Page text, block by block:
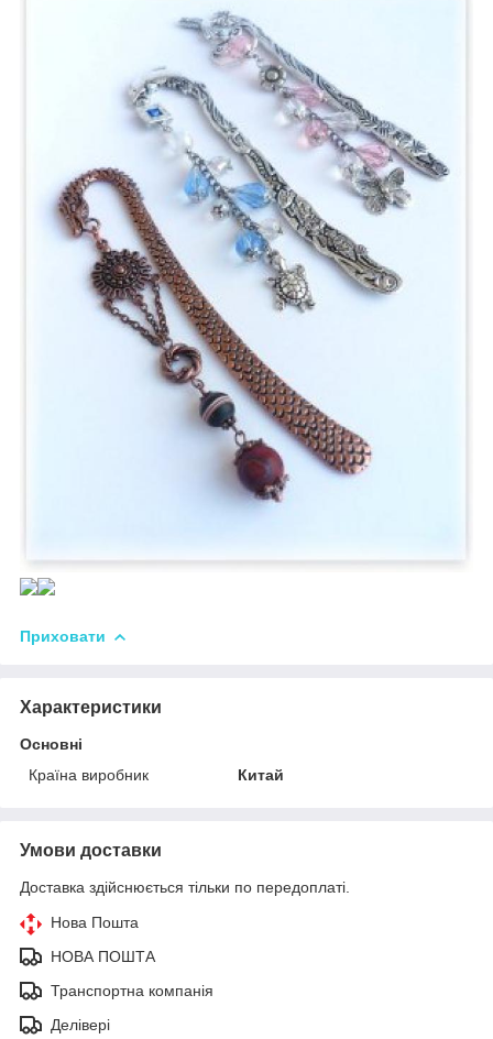
Приховати
Характеристики
Основні
Країна виробник
Китай
Умови доставки
Доставка здійснюється тільки по передоплаті.
Нова Пошта
НОВА ПОШТА
Транспортна компанія
Делівері